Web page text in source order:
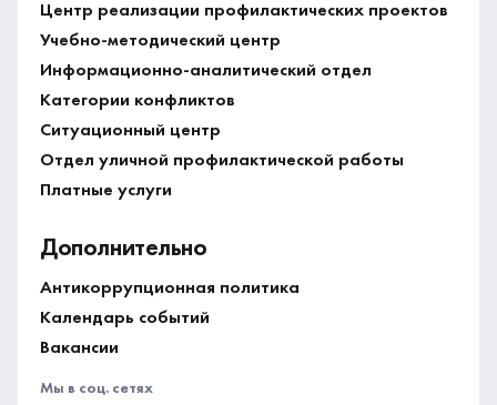
Центр реализации профилактических проектов
Учебно-методический центр
Информационно-аналитический отдел
Категории конфликтов
Ситуационный центр
Отдел уличной профилактической работы
Платные услуги
Дополнительно
Антикоррупционная политика
Календарь событий
Вакансии
Мы в соц. сетях